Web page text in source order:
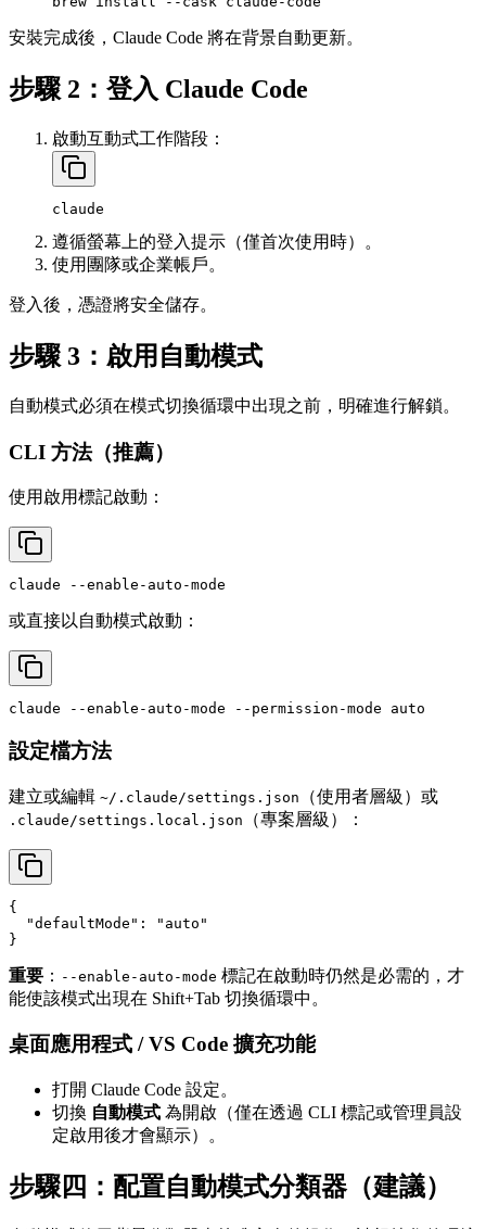
安裝完成後，Claude Code 將在背景自動更新。
步驟 2：登入 Claude Code
啟動互動式工作階段：
遵循螢幕上的登入提示（僅首次使用時）。
使用團隊或企業帳戶。
登入後，憑證將安全儲存。
步驟 3：啟用自動模式
自動模式必須在模式切換循環中出現之前，明確進行解鎖。
CLI 方法（推薦）
使用啟用標記啟動：
或直接以自動模式啟動：
設定檔方法
建立或編輯 ~/.claude/settings.json （使用者層級）或
.claude/settings.local.json （專案層級）：
{
  "defaultMode": "auto"
重要 ： --enable-auto-mode 標記在啟動時仍然是必需的，才
能使該模式出現在 Shift+Tab 切換循環中。
桌面應用程式 / VS Code 擴充功能
打開 Claude Code 設定。
切換 自動模式 為開啟（僅在透過 CLI 標記或管理員設
定啟用後才會顯示）。
步驟四：配置自動模式分類器（建議）